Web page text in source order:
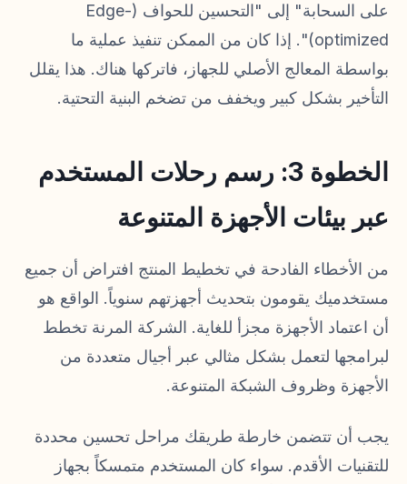
على السحابة" إلى "التحسين للحواف (Edge-
optimized)". إذا كان من الممكن تنفيذ عملية ما
بواسطة المعالج الأصلي للجهاز، فاتركها هناك. هذا يقلل
التأخير بشكل كبير ويخفف من تضخم البنية التحتية.
الخطوة 3: رسم رحلات المستخدم
عبر بيئات الأجهزة المتنوعة
من الأخطاء الفادحة في تخطيط المنتج افتراض أن جميع
مستخدميك يقومون بتحديث أجهزتهم سنوياً. الواقع هو
أن اعتماد الأجهزة مجزأ للغاية. الشركة المرنة تخطط
لبرامجها لتعمل بشكل مثالي عبر أجيال متعددة من
الأجهزة وظروف الشبكة المتنوعة.
يجب أن تتضمن خارطة طريقك مراحل تحسين محددة
للتقنيات الأقدم. سواء كان المستخدم متمسكاً بجهاز